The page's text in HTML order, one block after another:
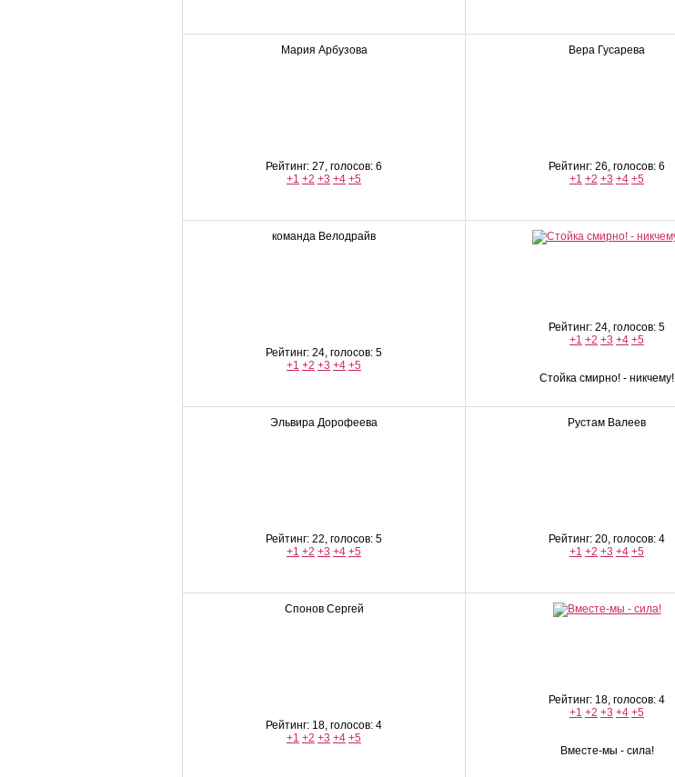
Мария Арбузова
Рейтинг: 27, голосов: 6
+1 +2 +3 +4 +5
Вера Гусарева
Рейтинг: 26, голосов: 6
+1 +2 +3 +4 +5
команда Велодрайв
Рейтинг: 24, голосов: 5
+1 +2 +3 +4 +5
Рейтинг: 24, голосов: 5
+1 +2 +3 +4 +5
Стойка смирно! - никчему!
Эльвира Дорофеева
Рейтинг: 22, голосов: 5
+1 +2 +3 +4 +5
Рустам Валеев
Рейтинг: 20, голосов: 4
+1 +2 +3 +4 +5
Спонов Сергей
Рейтинг: 18, голосов: 4
+1 +2 +3 +4 +5
Рейтинг: 18, голосов: 4
+1 +2 +3 +4 +5
Вместе-мы - сила!